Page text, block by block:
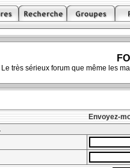
Le très sérieux forum que même les
Envoyez-